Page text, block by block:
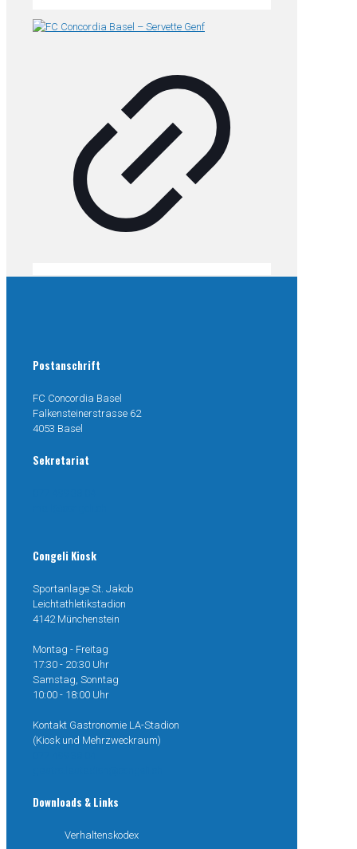
Postanschrift
FC Concordia Basel
Falkensteinerstrasse 62
4053 Basel
Sekretariat
Congeli Kiosk
Sportanlage St. Jakob
Leichtathletikstadion
4142 Münchenstein
Montag - Freitag
17:30 - 20:30 Uhr
Samstag, Sonntag
10:00 - 18:00 Uhr
Kontakt Gastronomie LA-Stadion
(Kiosk und Mehrzweckraum)
Downloads & Links
Verhaltenskodex